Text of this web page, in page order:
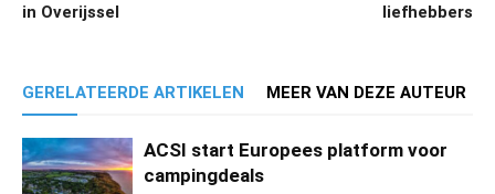
in Overijssel
liefhebbers
GERELATEERDE ARTIKELEN MEER VAN DEZE AUTEUR
ACSI start Europees platform voor
campingdeals